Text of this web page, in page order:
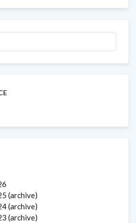
(archive)
(archive)
(archive)